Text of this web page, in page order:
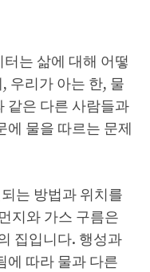
는 삶에 대해 어떻
우리가 아는 한, 물
같은 다른 사람들과
에 물을 따르는 문제
는 방법과 위치를
지와 가스 구름은
집입니다. 행성과
에 따라 물과 다른